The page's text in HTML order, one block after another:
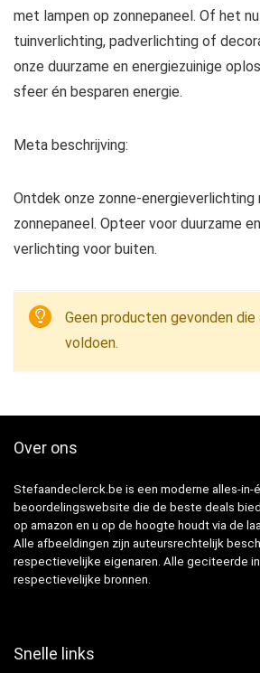
met lampen op zonnepaneel. Of het
tuinverlichting, padverlichting of
onze duurzame en energiezuinige
sfeer én besparen energie.
Meta beschrijving:
Ontdek onze zonne-energieverlichting
zonnepaneel. Opteer voor duurzame
verlichting voor buiten.
Geen producten gevonden
voldoen.
Over ons
Stefaandeclerck.be is een moderne alles-in-
beoordelingswebsite die de beste deals
op amazon en u op de hoogte houdt via de
Alle afbeeldingen zijn auteursrechtelijk
respectievelijke eigenaren. Alle geciteerde
respectievelijke bronnen.
Snelle links